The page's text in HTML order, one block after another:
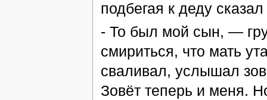
подбегая к деду
- То был мой сын, —
смириться, что мать
сваливал, услышал
Зовёт теперь и меня.